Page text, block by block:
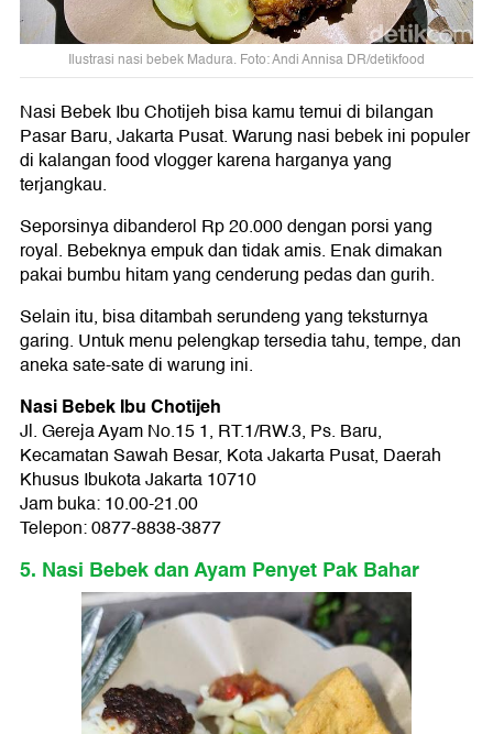
Ilustrasi nasi bebek Madura. Foto: Andi Annisa DR/detikfood
Nasi Bebek Ibu Chotijeh bisa kamu temui di bilangan
Pasar Baru, Jakarta Pusat. Warung nasi bebek ini populer
di kalangan food vlogger karena harganya yang
terjangkau.
Seporsinya dibanderol Rp 20.000 dengan porsi yang
royal. Bebeknya empuk dan tidak amis. Enak dimakan
pakai bumbu hitam yang cenderung pedas dan gurih.
Selain itu, bisa ditambah serundeng yang teksturnya
garing. Untuk menu pelengkap tersedia tahu, tempe, dan
aneka sate-sate di warung ini.
Nasi Bebek Ibu Chotijeh
Jl. Gereja Ayam No.15 1, RT.1/RW.3, Ps. Baru,
Kecamatan Sawah Besar, Kota Jakarta Pusat, Daerah
Khusus Ibukota Jakarta 10710
Jam buka: 10.00-21.00
Telepon: 0877-8838-3877
5. Nasi Bebek dan Ayam Penyet Pak Bahar